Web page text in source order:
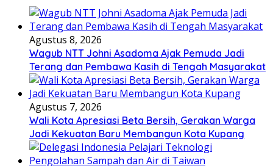
Agustus 8, 2026
Wagub NTT Johni Asadoma Ajak Pemuda Jadi
Terang dan Pembawa Kasih di Tengah Masyarakat
Agustus 7, 2026
Wali Kota Apresiasi Beta Bersih, Gerakan Warga
Jadi Kekuatan Baru Membangun Kota Kupang